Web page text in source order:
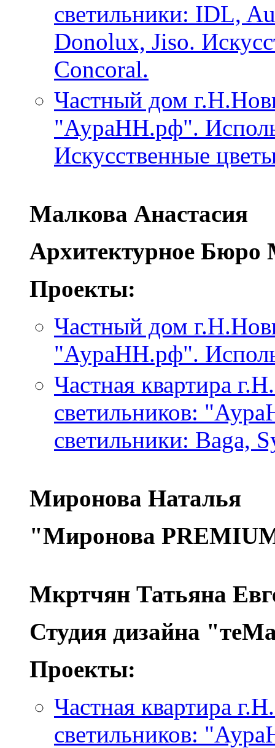
светильники: IDL,
Donolux, Jiso.
Concoral.
Частный дом
"АураНН.рф".
Искусcтвенные
Малкова Анастасия
Архитектурное Бюро
Проекты:
Частный дом
"АураНН.рф".
Частная квартира
светильников:
светильники: Baga,
Миронова Наталья
"Миронова
Мкртчян Татьяна
Студия дизайна
Проекты:
Частная квартира
светильников: